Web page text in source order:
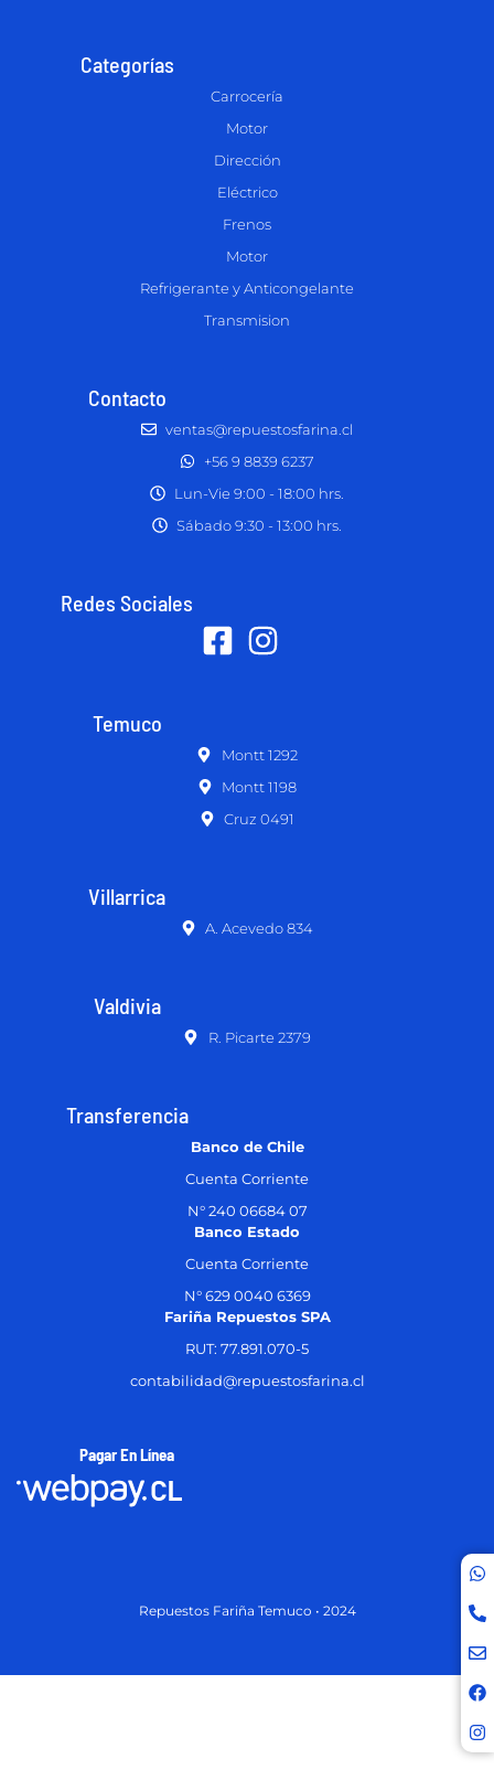
Categorías
Carrocería
Motor
Dirección
Eléctrico
Frenos
Motor
Refrigerante y Anticongelante
Transmision
Contacto
ventas@repuestosfarina.cl
+56 9 8839 6237
Lun-Vie 9:00 - 18:00 hrs.
Sábado 9:30 - 13:00 hrs.
Redes Sociales
Temuco
Montt 1292
Montt 1198
Cruz 0491
Villarrica
A. Acevedo 834
Valdivia
R. Picarte 2379
Transferencia
Banco de Chile
Cuenta Corriente
N° 240 06684 07
Banco Estado
Cuenta Corriente
N° 629 0040 6369
Fariña Repuestos SPA
RUT: 77.891.070-5
contabilidad@repuestosfarina.cl
Pagar En Línea
Repuestos Fariña Temuco • 2024